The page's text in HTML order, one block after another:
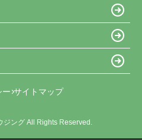
ー サイトマップ
ング All Rights Reserved.